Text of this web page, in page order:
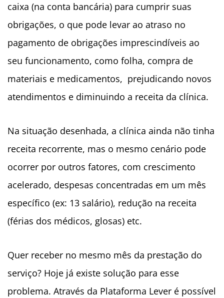
caixa (na conta bancária) para cumprir suas
obrigações, o que pode levar ao atraso no
pagamento de obrigações imprescindíveis ao
seu funcionamento, como folha, compra de
materiais e medicamentos, prejudicando novos
atendimentos e diminuindo a receita da clínica.
Na situação desenhada, a clínica ainda não tinha
receita recorrente, mas o mesmo cenário pode
ocorrer por outros fatores, com crescimento
acelerado, despesas concentradas em um mês
específico (ex: 13 salário), redução na receita
(férias dos médicos, glosas) etc.
Quer receber no mesmo mês da prestação do
serviço? Hoje já existe solução para esse
problema. Através da Plataforma Lever é possível